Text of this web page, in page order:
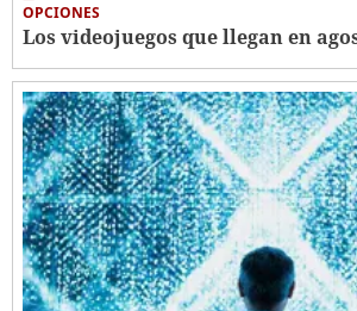
OPCIONES
Los videojuegos que llegan en